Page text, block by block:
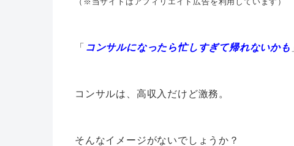
「 コンサルになったら忙しすぎて帰れないかも
コンサルは、高収入だけど激務。
そんなイメージがないでしょうか？